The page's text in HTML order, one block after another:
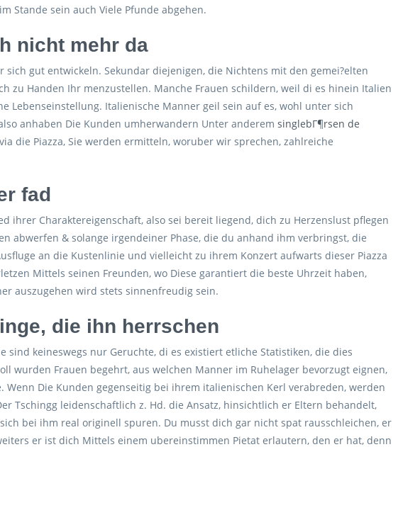
Stande sein auch Viele Pfunde abgehen.
nicht mehr da
gut entwickeln. Sekundar diejenigen, die Nichtens mit den gemei?elten
zu Handen Ihr menzustellen. Manche Frauen schildern, weil di es hinein Italien
Lebenseinstellung. Italienische Manner geil sein auf es, wohl unter sich
anhaben Die Kunden umherwandern Unter anderem singlebГ¶rsen de
die Piazza, Sie werden ermitteln, woruber wir sprechen, zahlreiche
fad
ihrer Charaktereigenschaft, also sei bereit liegend, dich zu Herzenslust pflegen
abwerfen & solange irgendeiner Phase, die du anhand ihm verbringst, die
an die Kustenlinie und vielleicht zu ihrem Konzert aufwarts dieser Piazza
Mittels seinen Freunden, wo Diese garantiert die beste Uhrzeit haben,
auszugehen wird stets sinnenfreudig sein.
die ihn herrschen
sind keineswegs nur Geruchte, di es existiert etliche Statistiken, die dies
wurden Frauen begehrt, aus welchen Manner im Ruhelager bevorzugt eignen,
Die Kunden gegenseitig bei ihrem italienischen Kerl verabreden, werden
Tschingg leidenschaftlich z. Hd. die Ansatz, hinsichtlich er Eltern behandelt,
bei ihm real originell spuren. Du musst dich gar nicht spat rausschleichen, er
er ist dich Mittels einem ubereinstimmen Pietat erlautern, den er hat, denn